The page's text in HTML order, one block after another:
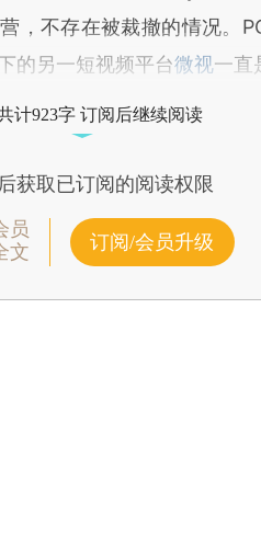
，不存在被裁撤的情况。
的另一短视频平台微视一直
计923字 订阅后继续阅读
获取已订阅的阅读权限
员
文
订阅/会员升级